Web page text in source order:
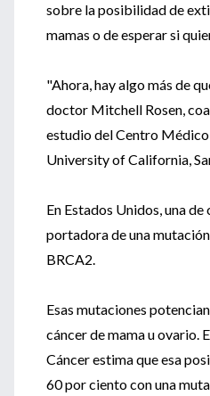
sobre la posibilidad de
mamas o de esperar si
"Ahora, hay algo más de
doctor Mitchell Rosen,
estudio del Centro Médico
University of California,
En Estados Unidos, una de
portadora de una
BRCA2.
Esas mutaciones
cáncer de mama u ovario.
Cáncer estima que esa
60 por ciento con una